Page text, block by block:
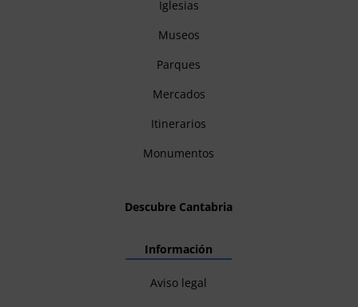
Iglesias
Museos
Parques
Mercados
Itinerarios
Monumentos
Descubre Cantabria
Información
Aviso legal